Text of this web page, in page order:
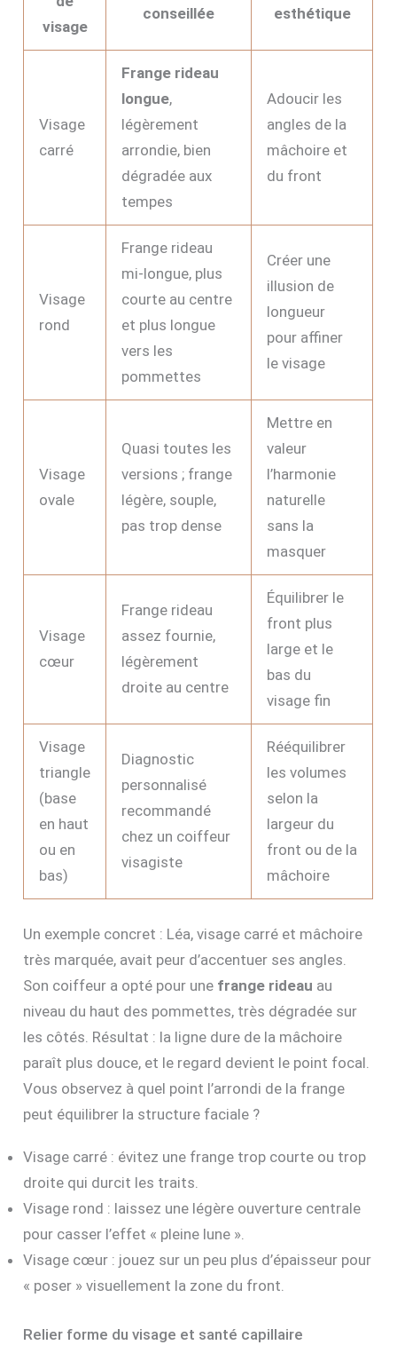
visage
conseillée esthétique
Visage
carré
Frange rideau
longue,
légèrement
arrondie, bien
dégradée aux
tempes
Adoucir les
angles de la
mâchoire et
du front
Visage
rond
Frange rideau
mi-longue, plus
courte au centre
et plus longue
vers les
pommettes
Créer une
illusion de
longueur
pour affiner
le visage
Visage
ovale
Quasi toutes les
versions ; frange
légère, souple,
pas trop dense
Mettre en
valeur
l’harmonie
naturelle
sans la
masquer
Visage
cœur
Frange rideau
assez fournie,
légèrement
droite au centre
Équilibrer le
front plus
large et le
bas du
visage fin
Visage
triangle
(base
en haut
ou en
bas)
Diagnostic
personnalisé
recommandé
chez un coiffeur
visagiste
Rééquilibrer
les volumes
selon la
largeur du
front ou de la
mâchoire
Un exemple concret : Léa, visage carré et mâchoire
très marquée, avait peur d’accentuer ses angles.
Son coiffeur a opté pour une frange rideau au
niveau du haut des pommettes, très dégradée sur
les côtés. Résultat : la ligne dure de la mâchoire
paraît plus douce, et le regard devient le point focal.
Vous observez à quel point l’arrondi de la frange
peut équilibrer la structure faciale ?
Visage carré : évitez une frange trop courte ou trop
droite qui durcit les traits.
Visage rond : laissez une légère ouverture centrale
pour casser l’effet « pleine lune ».
Visage cœur : jouez sur un peu plus d’épaisseur pour
« poser » visuellement la zone du front.
Relier forme du visage et santé capillaire